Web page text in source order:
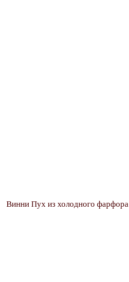
Винни Пух из холодного фарфора